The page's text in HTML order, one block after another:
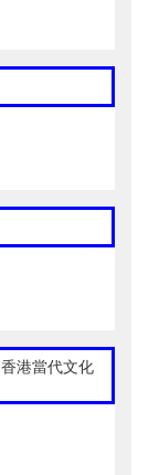
港當代文化